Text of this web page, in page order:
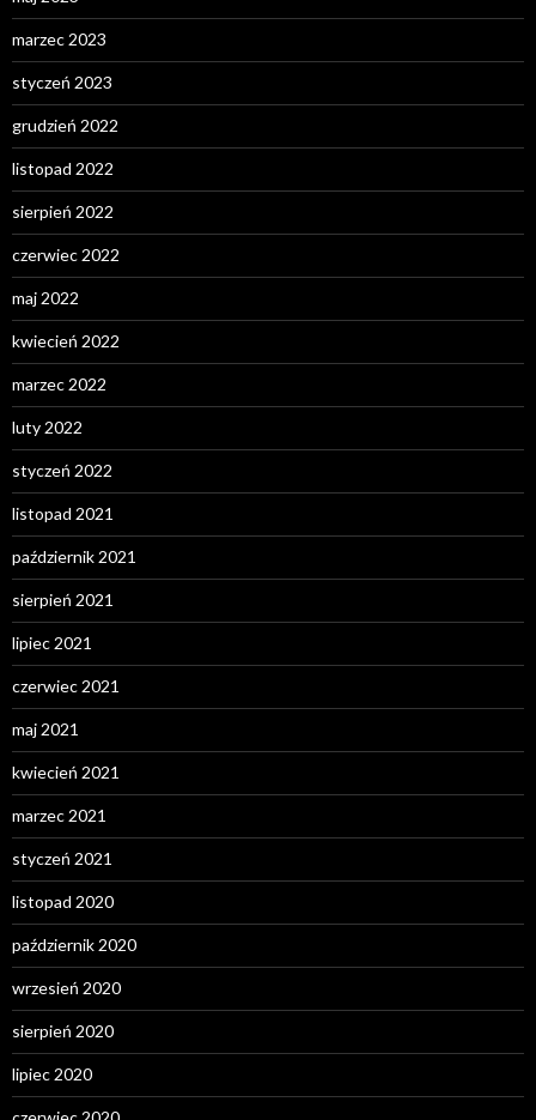
marzec 2023
styczeń 2023
grudzień 2022
listopad 2022
sierpień 2022
czerwiec 2022
maj 2022
kwiecień 2022
marzec 2022
luty 2022
styczeń 2022
listopad 2021
październik 2021
sierpień 2021
lipiec 2021
czerwiec 2021
maj 2021
kwiecień 2021
marzec 2021
styczeń 2021
listopad 2020
październik 2020
wrzesień 2020
sierpień 2020
lipiec 2020